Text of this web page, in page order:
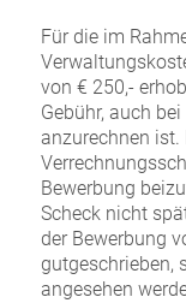
Für die im
von € 250,-
Gebühr, auch
anzurechnen ist.
Bewerbung
Scheck nicht
der Bewerbung
gutgeschrieben,
angesehen